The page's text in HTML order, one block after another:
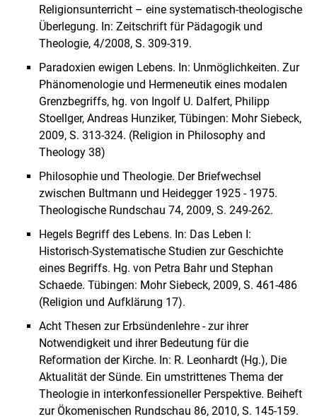
Religionsunterricht – eine systematisch-theologische
Überlegung. In: Zeitschrift für Pädagogik und
Theologie, 4/2008, S. 309-319.
Paradoxien ewigen Lebens. In: Unmöglichkeiten. Zur
Phänomenologie und Hermeneutik eines modalen
Grenzbegriffs, hg. von Ingolf U. Dalfert, Philipp
Stoellger, Andreas Hunziker, Tübingen: Mohr Siebeck,
2009, S. 313-324. (Religion in Philosophy and
Theology 38)
Philosophie und Theologie. Der Briefwechsel
zwischen Bultmann und Heidegger 1925 - 1975.
Theologische Rundschau 74, 2009, S. 249-262.
Hegels Begriff des Lebens. In: Das Leben I:
Historisch-Systematische Studien zur Geschichte
eines Begriffs. Hg. von Petra Bahr und Stephan
Schaede. Tübingen: Mohr Siebeck, 2009, S. 461-486
(Religion und Aufklärung 17).
Acht Thesen zur Erbsündenlehre - zur ihrer
Notwendigkeit und ihrer Bedeutung für die
Reformation der Kirche. In: R. Leonhardt (Hg.), Die
Aktualität der Sünde. Ein umstrittenes Thema der
Theologie in interkonfessioneller Perspektive. Beiheft
zur Ökomenischen Rundschau 86, 2010, S. 145-159.